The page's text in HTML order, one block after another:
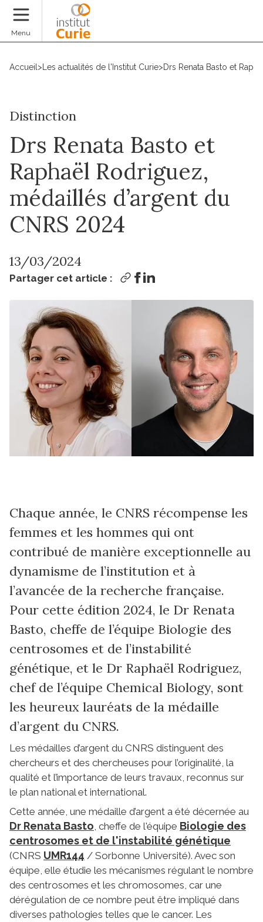
Menu
Accueil > Les actualités de l'Institut Curie>Drs Renata Basto et
Distinction
Drs Renata Basto et
Raphaël Rodriguez,
médaillés d’argent du
CNRS 2024
13/03/2024
Partager cet article :
Chaque année, le CNRS récompense les
femmes et les hommes qui ont
contribué de manière exceptionnelle au
dynamisme de l’institution et à
l’avancée de la recherche française.
Pour cette édition 2024, le Dr Renata
Basto, cheffe de l’équipe Biologie des
centrosomes et de l’instabilité
génétique, et le Dr Raphaël Rodriguez,
chef de l’équipe Chemical Biology, sont
les heureux lauréats de la médaille
d’argent du CNRS.
Les médailles d’argent du CNRS distinguent des
chercheurs et des chercheuses pour l’originalité, la
qualité et l’importance de leurs travaux, reconnus sur
le plan national et international.
Cette année, une médaille d’argent a été décernée au
Dr Renata Basto , cheffe de l'équipe Biologie des
centrosomes et de l'instabilité génétique
(CNRS UMR144 / Sorbonne Université). Avec son
équipe, elle étudie les mécanismes régulant le nombre
des centrosomes et les chromosomes, car une
dérégulation de ce nombre peut être impliqué dans
diverses pathologies telles que le cancer. Les